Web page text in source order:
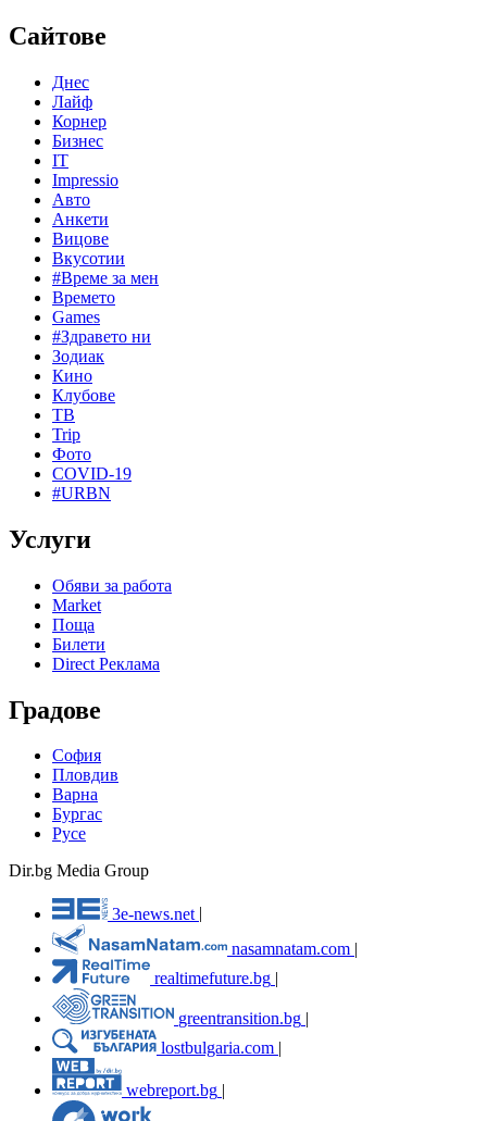
Сайтове
Днес
Лайф
Корнер
Бизнес
IT
Impressio
Авто
Анкети
Вицове
Вкусотии
#Време за мен
Времето
Games
#Здравето ни
Зодиак
Кино
Клубове
ТВ
Trip
Фото
COVID-19
#URBN
Услуги
Обяви за работа
Market
Поща
Билети
Direct Реклама
Градове
София
Пловдив
Варна
Бургас
Русе
Dir.bg Media Group
3e-news.net
nasamnatam.com |
realtimefuture.bg |
greentransition.bg |
lostbulgaria.com |
webreport.bg